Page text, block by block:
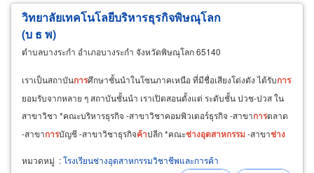
วิทยาลัยเทคโนโลยีบริหารธุรกิจพิษณุโลก
(บ ธ พ)
ตำบลบางระกำ อำเภอบางระกำ จังหวัดพิษณุโลก 65140
เราเป็นสถาบันการศึกษาชั้นนำในโซนภาคเหนือ ที่มีชื่อเสียงโด่งดัง ได้รับการ
ยอมรับจากหลาย ๆ สถาบันชั้นนำ เราเปิดสอนตั้งแต่ ระดับชั้น ปวช-ปวส ใน
สาขาวิชา *คณะบริหารธุรกิจ -สาขาวิชาคอมพิวเตอร์ธุรกิจ -สาขาการตลาด
-สาขาการบัญชี -สาขาวิชาธุรกิจค้าปลีก *คณะช่างอุตสาหกรรม-สาขาช่าง
หมวดหมู่ :โรงเรียนช่างอุตสาหกรรมวิชาชีพและการค้า